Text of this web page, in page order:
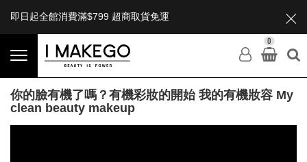
即日起全館消費滿$799 超商取貨免運
0
你的臉有機了嗎？有機彩妝的開始 我的有機妝容 My
clean beauty makeup